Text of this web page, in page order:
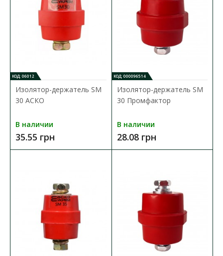
Ступенчатые изоляторы ST от ТМ "PF" применяются для
крепления токопроводящих шин внутри корпуса или ..
408.24 грн
КОД: 06012
Изолятор-держатель SM
30 АСКО
В наличии
35.55 грн
КОД: 000096514
Изолятор-держатель SM
30 Промфактор
В наличии
28.08 грн